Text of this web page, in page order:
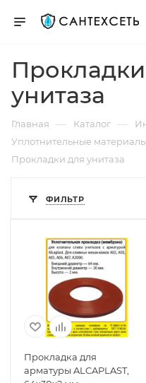
унитаза
Главная — Каталог —
Уплотнительные материалы
Прокладки для унитаза
ФИЛЬТР
Прокладка для
арматуры ALCAPLAST,